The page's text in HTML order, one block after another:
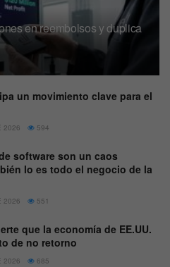
en reembolsos y duplica
un movimiento clave para el
2026 594
software son un caos
lo es todo el negocio de la
2026 551
que la economía de EE.UU.
de no retorno
2026 685